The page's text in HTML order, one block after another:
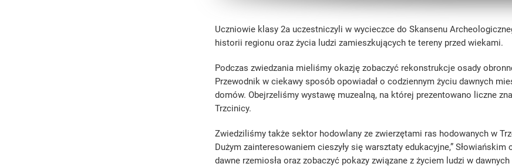
Uczniowie klasy 2a uczestniczyli w wycieczce do Skansenu
historii regionu oraz życia ludzi zamieszkujących te tereny przed wiekami.
Podczas zwiedzania mieliśmy okazję zobaczyć rekonstrukcje osady
Przewodnik w ciekawy sposób opowiadał o codziennym życiu dawnych
domów. Obejrzeliśmy wystawę muzealną, na której prezentowano liczne
Trzcinicy.
Zwiedziliśmy także sektor hodowlany ze zwierzętami ras hodowanych w
Dużym zainteresowaniem cieszyły się warsztaty edukacyjne,”
dawne rzemiosła oraz zobaczyć pokazy związane z życiem ludzi w